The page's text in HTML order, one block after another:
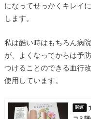
になってせっかくキレイ
します。
私は酷い時はもちろん病
が、よくなってからは予
つけることのできる血行
使用しています。